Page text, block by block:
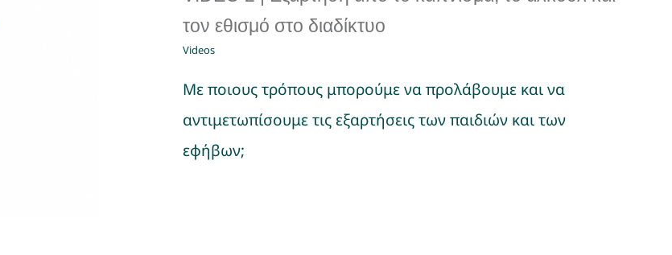
τον εθισμό στο διαδίκτυο
Videos
Με ποιους τρόπους μπορούμε να προλάβουμε και να
αντιμετωπίσουμε τις εξαρτήσεις των παιδιών και των
εφήβων;